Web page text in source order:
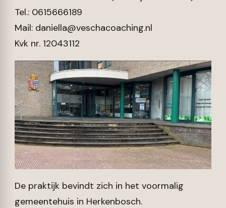
Tel.: 0615666189
Mail: daniella@veschacoaching.nl
Kvk nr. 12043112
De praktijk bevindt zich in het voormalig
gemeentehuis in Herkenbosch.